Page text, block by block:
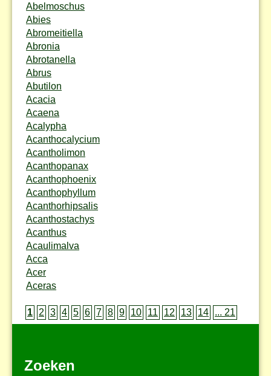
Abelmoschus
Abies
Abromeitiella
Abronia
Abrotanella
Abrus
Abutilon
Acacia
Acaena
Acalypha
Acanthocalycium
Acantholimon
Acanthopanax
Acanthophoenix
Acanthophyllum
Acanthorhipsalis
Acanthostachys
Acanthus
Acaulimalva
Acca
Acer
Aceras
1 2 3 4 5 6 7 8 9 10 11 12 13 14 ... 21
Zoeken